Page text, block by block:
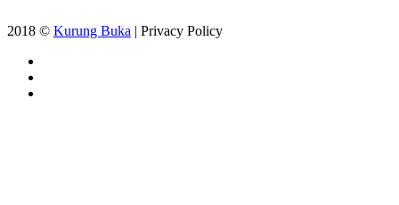
2018 © Kurung Buka | Privacy Policy